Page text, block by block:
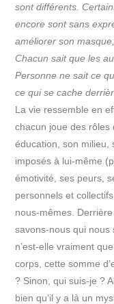
sont différents.
encore sont sans
améliorer son
Chacun sait que les
Personne ne sait ce
ce qui se cache
La vie ressemble en
chacun joue des rôles
éducation, son milieu,
imposés à lui-même
émotivité, ses peurs,
personnels et
nous-mêmes.
savons-nous qui nous
n’est-elle vraiment
corps, cette somme
? Sinon, qui suis-je ?
bien qu’il y a là un